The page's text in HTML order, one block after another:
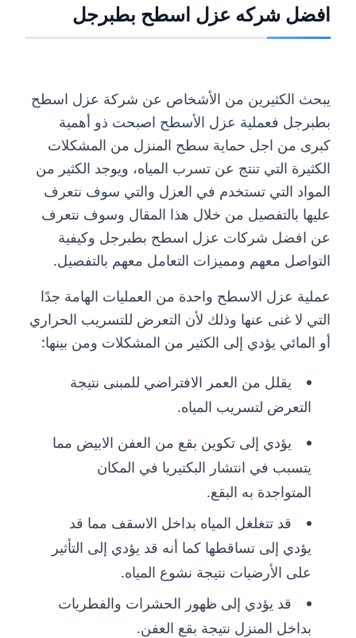
افضل شركه عزل اسطح بطبرجل
يبحث الكثيرين من الأشخاص عن شركة عزل اسطح
بطبرجل فعملية عزل الأسطح اصبحت ذو أهمية
كبرى من اجل حماية سطح المنزل من المشكلات
الكثيرة التي تنتج عن تسرب المياه، ويوجد الكثير من
المواد التي تستخدم في العزل والتي سوف نتعرف
عليها بالتفصيل من خلال هذا المقال وسوف نتعرف
عن افضل شركات عزل اسطح بطبرجل وكيفية
التواصل معهم ومميزات التعامل معهم بالتفصيل.
عملية عزل الاسطح واحدة من العمليات الهامة جدًا
التي لا غنى عنها وذلك لأن التعرض للتسريب الحراري
أو المائي يؤدي إلى الكثير من المشكلات ومن بينها:
يقلل من العمر الافتراضي للمبنى نتيجة
التعرض لتسريب المياه.
يؤدي إلى تكوين بقع من العفن الابيض مما
يتسبب في انتشار البكتيريا في المكان
المتواجدة به البقع.
قد تتغلغل المياه بداخل الاسقف مما قد
يؤدي إلى تساقطها كما أنه قد يؤدي إلى التأثير
على الأرضيات نتيجة نشوع المياه.
قد يؤدي إلى ظهور الحشرات والفطريات
بداخل المنزل نتيجة بقع العفن.